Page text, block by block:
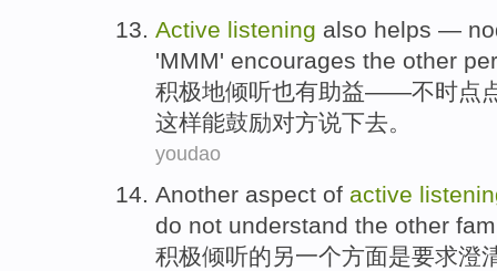
Active listening also helps —
'MMM' encourages the other
积极地倾听也有助益——不时点
这样能鼓励对方说下去 。
youdao
Another aspect of active
do not understand the other
积极倾听的另一个方面是要求澄